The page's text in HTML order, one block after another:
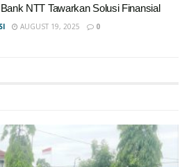
NTT Tawarkan Solusi Finansial
AUGUST 19, 2025 0